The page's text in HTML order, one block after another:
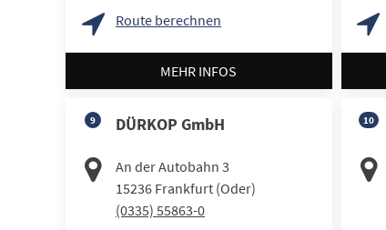
Route berechnen
MEHR INFOS
9 DÜRKOP GmbH
An der Autobahn 3
15236 Frankfurt (Oder)
(0335) 55863-0
10